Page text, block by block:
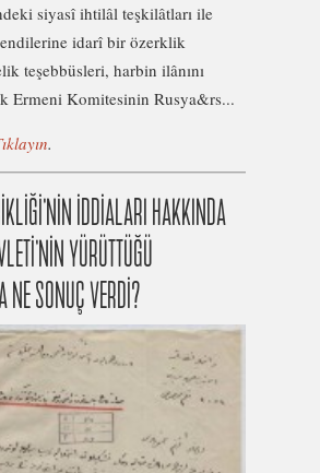
siyasî ihtilâl teşkilâtları ile
idarî bir özerklik
teşebbüsleri, harbin ilânını
Ermeni Komitesinin Rusya&rs...
.
İDDİALARI HAKKINDA
YÜRÜTTÜĞÜ
NE SONUÇ VERDİ?